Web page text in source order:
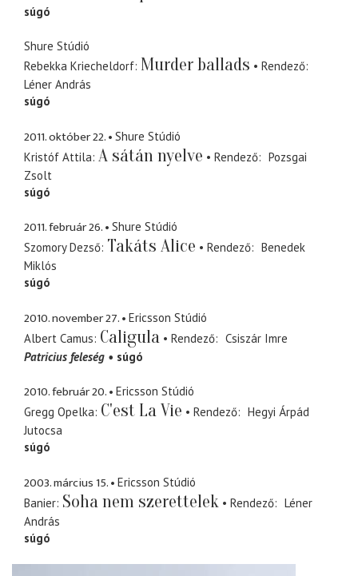
súgó
Shure Stúdió
Rebekka Kriecheldorf Murder ballads
Rendező
Léner András
súgó
2011. október 22.
Shure Stúdió
Kristóf Attila A sátán nyelve Rendező
Pozsgai
Zsolt
súgó
2011. február 26.
Shure Stúdió
Szomory Dezső Takáts Alice Rendező
Benedek
Miklós
súgó
2010. november 27.
Ericsson Stúdió
Albert Camus Caligula Rendező
Csiszár Imre
Patricius feleség
súgó
2010. február 20.
Ericsson Stúdió
Gregg Opelka C'est La Vie Rendező
Hegyi Árpád
Jutocsa
súgó
2003. március 15.
Ericsson Stúdió
Banier Soha nem szerettelek Rendező
Léner
András
súgó